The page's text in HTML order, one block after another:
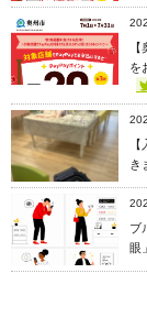
を
き
ブ
眼